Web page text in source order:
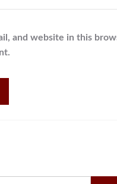
and website in this